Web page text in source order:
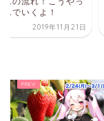
んでいくよ！
2019年11月21日